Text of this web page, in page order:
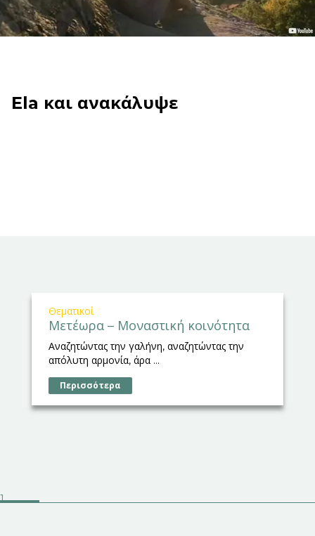
Ela και ανακάλυψε
Θεματικοί
Μετέωρα – Μοναστική κοινότητα
Αναζητώντας την γαλήνη, αναζητώντας την
απόλυτη αρμονία, άρα ...
Περισσότερα